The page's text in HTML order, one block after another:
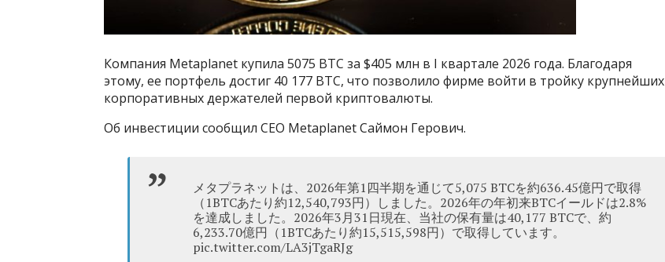
Компания Metaplanet купила 5075 BTC за $405 млн в I квартале 2026 года. Благодаря
этому, ее портфель достиг 40 177 BTC, что позволило фирме войти в тройку крупнейших
корпоративных держателей первой криптовалюты.
Об инвестиции сообщил CEO Metaplanet Саймон Герович.
メタプラネットは、2026年第1四半期を通じて5,075 BTCを約636.45億円で取得
（1BTCあたり約12,540,793円）しました。2026年の年初来BTCイールドは2.8%
を達成しました。2026年3月31日現在、当社の保有量は40,177 BTCで、約
6,233.70億円（1BTCあたり約15,515,598円）で取得しています。
pic.twitter.com/LA3jTgaRJg